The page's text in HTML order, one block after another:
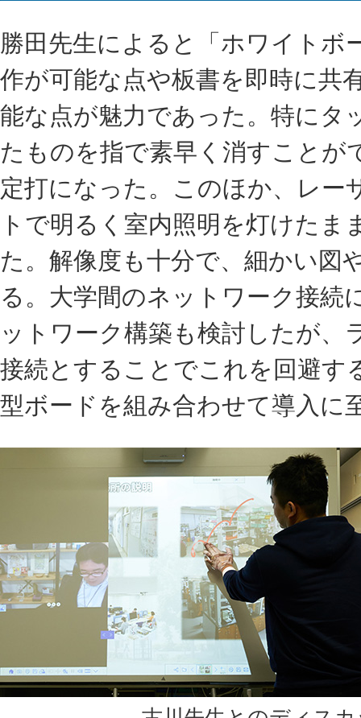
勝田先生によると「ホワイトボ
作が可能な点や板書を即時に共
能な点が魅力であった。特にタ
たものを指で素早く消すことが
定打になった。このほか、レー
トで明るく室内照明を灯けた
た。解像度も十分で、細かい図
る。大学間のネットワーク接続
ットワーク構築も検討したが
接続とすることでこれを回避す
型ボードを組み合わせて導入に